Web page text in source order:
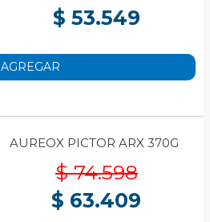
$ 53.549
AGREGAR
AUREOX PICTOR ARX 370G
$ 74.598
$ 63.409